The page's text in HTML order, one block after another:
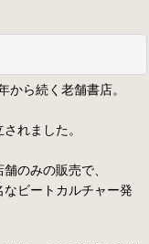
ら続く老舗書店。
れました。
のみの販売で、
ビートカルチャー発